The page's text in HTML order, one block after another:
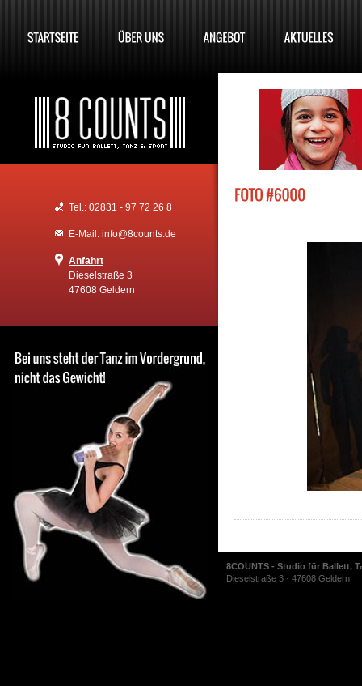
Tel.: 02831 - 97 72 26 8
E-Mail: info@8counts.de
Anfahrt
Dieselstraße 3
47608 Geldern
8COUNTS - Studio für Ballett,
Dieselstraße 3 · 47608 Geldern